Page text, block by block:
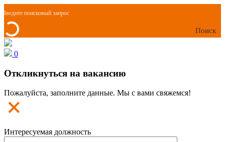
Поиск
0
Откликнуться на вакансию
Пожалуйста, заполните данные. Мы с вами свяжемся!
Интересуемая должность